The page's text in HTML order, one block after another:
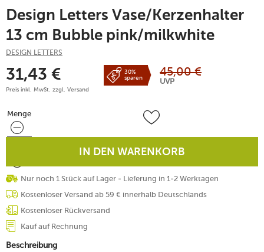
Design Letters Vase/Kerzenhalter
13 cm Bubble pink/milkwhite
DESIGN LETTERS
31,43 €
Preis inkl. MwSt. zzgl. Versand
30%
sparen
45,00 €
UVP
Menge
Menge
IN DEN WARENKORB
Nur noch 1 Stück auf Lager - Lieferung in 1-2 Werktagen
Kostenloser Versand ab 59 € innerhalb Deutschlands
Kostenloser Rückversand
Kauf auf Rechnung
Beschreibung